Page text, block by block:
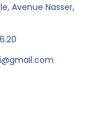
Avenue Nasser,